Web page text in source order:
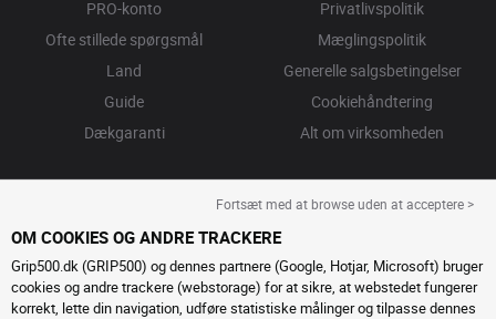
PRO-konto
Ofte stillede spørgsmål
Land
Guide
Dækgaranti
Privatlivspolitik
Mæglingspolitik
Generelle salgsbetingelser
Cookiehåndtering
Alt om virksomheden
Fortsæt med at browse uden at acceptere >
OM COOKIES OG ANDRE TRACKERE
Grip500.dk (GRIP500) og dennes partnere (Google, Hotjar, Microsoft) bruger
cookies og andre trackere (webstorage) for at sikre, at webstedet fungerer
korrekt, lette din navigation, udføre statistiske målinger og tilpasse dennes